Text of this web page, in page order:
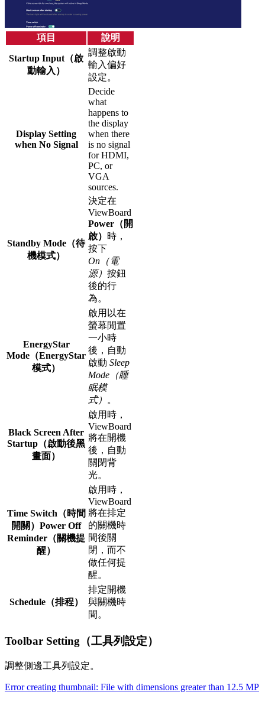
項目 說明
Startup Input（啟
動輸入）
調整啟動
輸入偏好
設定。
Display Setting
when No Signal
Decide
what
happens to
the display
when there
is no signal
for HDMI,
PC, or
VGA
sources.
Standby Mode（待
機模式）
決定在
ViewBoard
Power（開
啟） 時，
按下
On（電
源） 按鈕
後的行
為。
EnergyStar
Mode（EnergyStar
模式）
啟用以在
螢幕閒置
一小時
後，自動
啟動 Sleep
Mode（睡
眠模
式）
。
Black Screen After
Startup（啟動後黑
畫面）
啟用時，
ViewBoard
將在開機
後，自動
關閉背
光。
Time Switch（時間
開關）Power Off
Reminder（關機提
醒）
啟用時，
ViewBoard
將在排定
的關機時
間後關
閉，而不
做任何提
醒。
Schedule（排程）
排定開機
與關機時
間。
Toolbar Setting（工具列設定）
調整側邊工具列設定。
Error creating thumbnail: File with dimensions greater than 12.5 MP